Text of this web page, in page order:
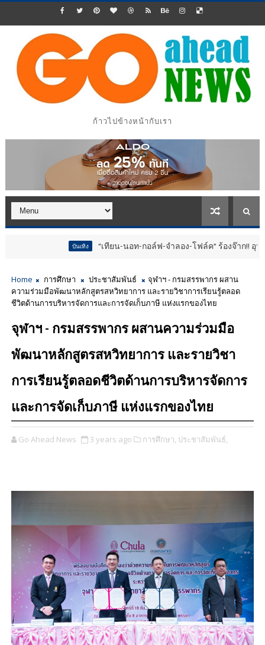
ก้าวไปข้างหน้ากับเรา
“เทียน-นอท-กอล์ฟ-จำลอง-โฟล์ค” ร้องจ๊าก!! อุปกรณ์ม่วนจอ
Home การศึกษา ประชาสัมพันธ์
จุฬาฯ - กรมสรรพากร ผสาน
ความร่วมมือพัฒนาหลักสูตรสหวิทยาการ และรายวิชาการเรียนรู้ตลอด
ชีวิตด้านการบริหารจัดการและการจัดเก็บภาษี แห่งแรกของไทย
จุฬาฯ - กรมสรรพากร ผสานความร่วมมือ
พัฒนาหลักสูตรสหวิทยาการ และรายวิชา
การเรียนรู้ตลอดชีวิตด้านการบริหารจัดการ
และการจัดเก็บภาษี แห่งแรกของไทย
Go Ahead News 3 years ago การศึกษา, ประชาสัมพันธ์,